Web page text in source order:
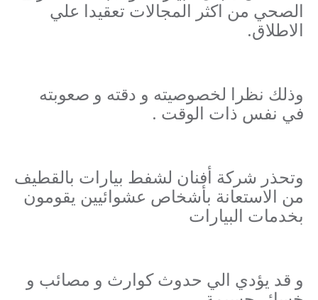
الصحي من اكثر المجالات تعقيدا علي
الاطلاق.
وذلك نظرا لخصوصيته و دقته و صعوبته
في نفس ذات الوقت .
وتحذر شركة أفنان لشفط بيارات بالقطيف
من الاستعانة بأشخاص عشوائيين يقومون
بخدمات البيارات
و قد يؤدي الي حدوث كوارث و مصائب و